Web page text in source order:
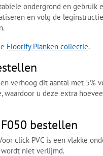
ondergrond en gebruik
en volg de
Floorify Planken collectie.
verhoog dit aantal met 5%
waardoor u deze extra
bestellen
click PVC is een vlakke
wordt niet verlijmd.